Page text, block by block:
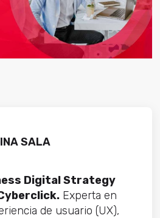
SALA
Digital Strategy
Experta en
de usuario (UX),